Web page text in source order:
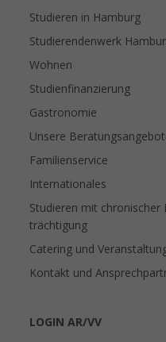
Studieren in Hamburg
Studierendenwerk
Wohnen
Studienfinanzierung
Gastronomie
Unsere
Familienservice
Internationales
Studieren mit chronischer
trächtigung
Catering und
Kontakt und
LOGIN AR/VV